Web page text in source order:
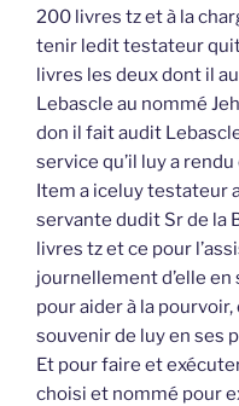
200 livres tz et à la
tenir ledit testateur
livres les deux dont il
Lebascle au nommé
don il fait audit
service qu’il luy a
Item a iceluy testateur
servante dudit Sr de la
livres tz et ce pour
journellement d’elle en
pour aider à la
souvenir de luy en ses
Et pour faire et
choisi et nommé pour